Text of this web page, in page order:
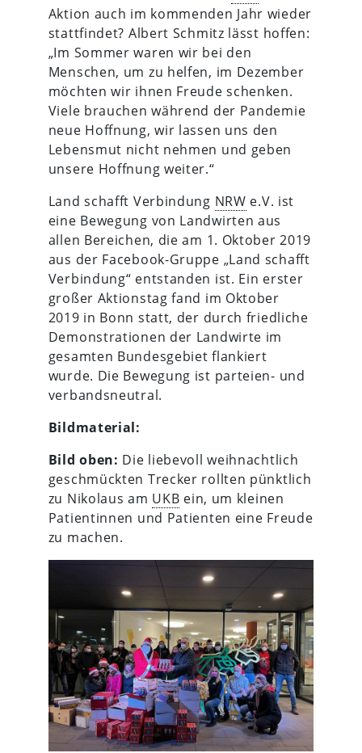
Aktion auch im kommenden Jahr wieder
stattfindet? Albert Schmitz lässt hoffen:
„Im Sommer waren wir bei den
Menschen, um zu helfen, im Dezember
möchten wir ihnen Freude schenken.
Viele brauchen während der Pandemie
neue Hoffnung, wir lassen uns den
Lebensmut nicht nehmen und geben
unsere Hoffnung weiter.“
Land schafft Verbindung NRW e.V. ist
eine Bewegung von Landwirten aus
allen Bereichen, die am 1. Oktober 2019
aus der Facebook-Gruppe „Land schafft
Verbindung“ entstanden ist. Ein erster
großer Aktionstag fand im Oktober
2019 in Bonn statt, der durch friedliche
Demonstrationen der Landwirte im
gesamten Bundesgebiet flankiert
wurde. Die Bewegung ist parteien- und
verbandsneutral.
Bildmaterial:
Bild oben: Die liebevoll weihnachtlich
geschmückten Trecker rollten pünktlich
zu Nikolaus am UKB ein, um kleinen
Patientinnen und Patienten eine Freude
zu machen.